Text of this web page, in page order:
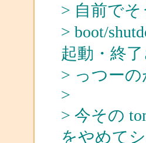
> 自前で
> boot/
起動・終
> っつー
>
> 今その
をやめて